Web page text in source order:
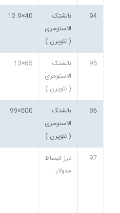
94
بالشتک
الاستومری
( نئوپرن )
40×12.9
95
بالشتک
الاستومری
( نئوپرن )
65×13
96
بالشتک
الاستومری
( نئوپرن )
500×99
97
درز انبساط
مدولار